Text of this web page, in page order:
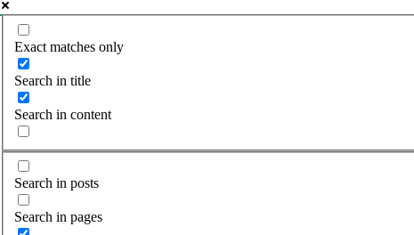
Exact matches only
Search in title
Search in content
Search in posts
Search in pages